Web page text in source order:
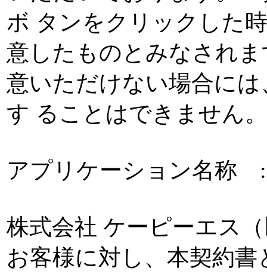
ボ タンをクリックした
意したものとみなされ
意いただけない場合に
す ることはできません。
アプリケーション名称 :
株式会社 ケーピーエス
お客様に対し、本契約